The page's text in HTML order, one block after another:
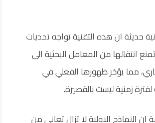
حديثة ان هذه التقنية تواجه تحديات
انتقالها من المعامل البحثية الى
مما يؤخر ظهورها الفعلي في
زمنية ليست بالقصيرة.
ان النماذج الاولية لا تزال تعاني من